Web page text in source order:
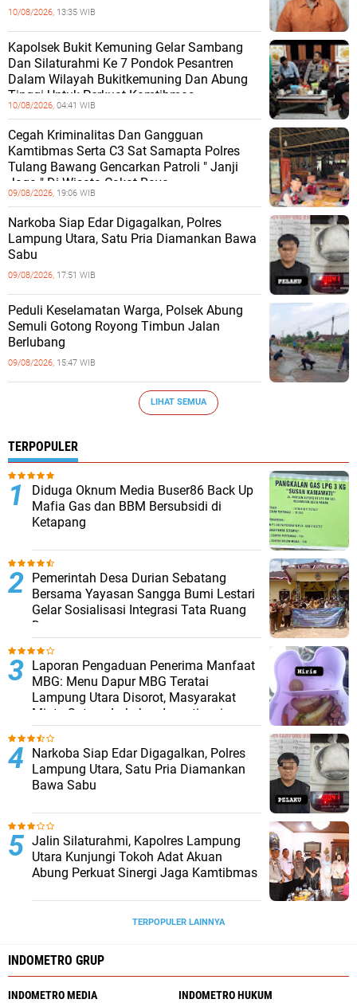
10/08/2026, 13:35 WIB
Kapolsek Bukit Kemuning Gelar Sambang
Dan Silaturahmi Ke 7 Pondok Pesantren
Dalam Wilayah Bukitkemuning Dan Abung
Tinggi Untuk Perkuat Kamtibmas.
10/08/2026, 04:41 WIB
Cegah Kriminalitas Dan Gangguan
Kamtibmas Serta C3 Sat Samapta Polres
Tulang Bawang Gencarkan Patroli " Janji
Jaga " Di Wisata Cakat Raya
09/08/2026, 19:06 WIB
Narkoba Siap Edar Digagalkan, Polres
Lampung Utara, Satu Pria Diamankan Bawa
Sabu
09/08/2026, 17:51 WIB
Peduli Keselamatan Warga, Polsek Abung
Semuli Gotong Royong Timbun Jalan
Berlubang
09/08/2026, 15:47 WIB
LIHAT SEMUA
TERPOPULER
Diduga Oknum Media Buser86 Back Up
Mafia Gas dan BBM Bersubsidi di
Ketapang
Pemerintah Desa Durian Sebatang
Bersama Yayasan Sangga Bumi Lestari
Gelar Sosialisasi Integrasi Tata Ruang
Desa
Laporan Pengaduan Penerima Manfaat
MBG: Menu Dapur MBG Teratai
Lampung Utara Disorot, Masyarakat
Minta Satgas Lakukan Investigasi
Narkoba Siap Edar Digagalkan, Polres
Lampung Utara, Satu Pria Diamankan
Bawa Sabu
Jalin Silaturahmi, Kapolres Lampung
Utara Kunjungi Tokoh Adat Akuan
Abung Perkuat Sinergi Jaga Kamtibmas
TERPOPULER LAINNYA
INDOMETRO GRUP
INDOMETRO MEDIA INDOMETRO HUKUM